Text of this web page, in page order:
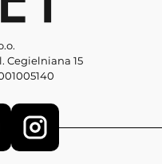
Cegielniana 15